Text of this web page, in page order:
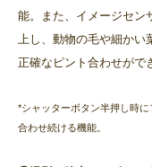
能。また、イメージセン
上し、動物の毛や細か
正確なピント合わせがで
*シャッターボタン半押し時
合わせ続ける機能。